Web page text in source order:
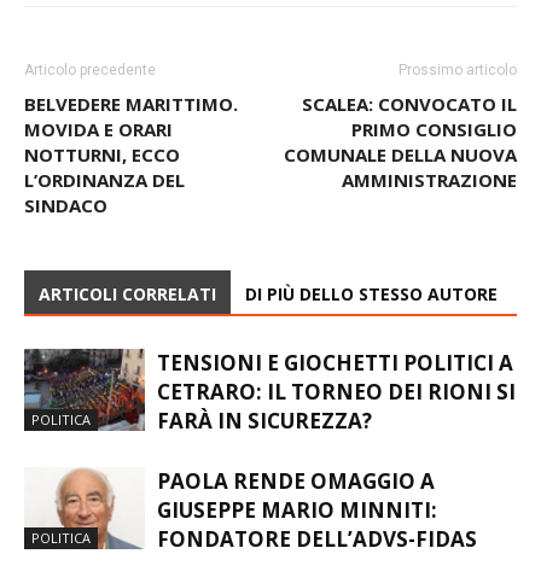
Articolo precedente
BELVEDERE MARITTIMO.
MOVIDA E ORARI
NOTTURNI, ECCO
L’ORDINANZA DEL
SINDACO
Prossimo articolo
SCALEA: CONVOCATO IL
PRIMO CONSIGLIO
COMUNALE DELLA NUOVA
AMMINISTRAZIONE
ARTICOLI CORRELATI DI PIÙ DELLO STESSO AUTORE
POLITICA
TENSIONI E GIOCHETTI POLITICI A
CETRARO: IL TORNEO DEI RIONI SI
FARÀ IN SICUREZZA?
POLITICA
PAOLA RENDE OMAGGIO A
GIUSEPPE MARIO MINNITI:
FONDATORE DELL’ADVS-FIDAS